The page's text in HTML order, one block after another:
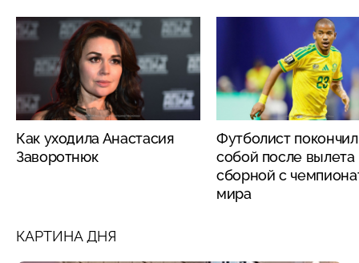
Как уходила Анастасия
Заворотнюк
Футболист
собой после вылета
сборной с
мира
КАРТИНА ДНЯ